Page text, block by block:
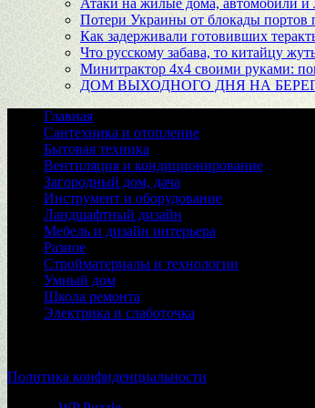
Потери Украины от блокады портов
Как задерживали готовивших
Что русскому забава, то китайцу
Минитрактор 4х4 своими руками:
ДОМ ВЫХОДНОГО ДНЯ НА
Главная
Сантехника и отопление
Бытовая техника
Вентиляция и кондиционирование
Загородный дом, дача
Инструмент и оборудование
Ландшафтный дизайн
Мебель и дизайн интерьера
Разное
Стройматериалы и технологии
Умный дом
Школа ремонта
Электрика и слаботочка
Политика конфиденциальности